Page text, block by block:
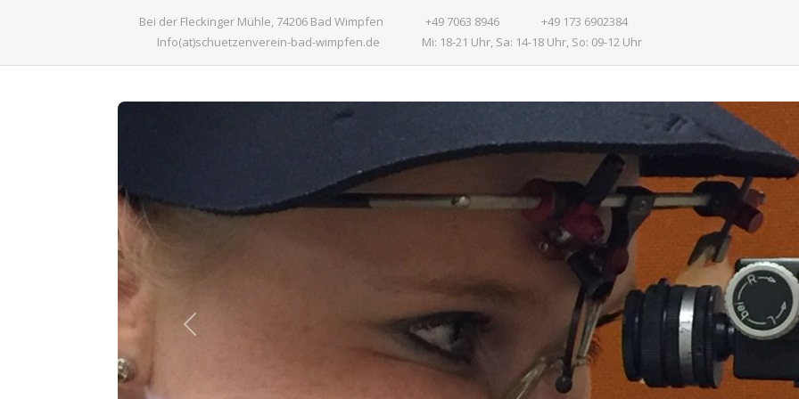
Bei der Fleckinger Mühle, 74206 Bad Wimpfen +49 7063 8946
+49 173 6902384
Info(at)schuetzenverein-bad-wimpfen.de
Mi: 18-21 Uhr, Sa: 14-18 Uhr, So: 09-12 Uhr
Previous